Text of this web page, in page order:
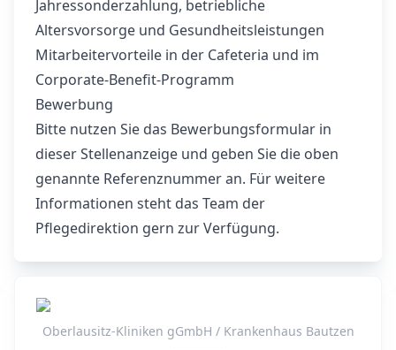
Jahressonderzahlung, betriebliche
Altersvorsorge und Gesundheitsleistungen
Mitarbeitervorteile in der Cafeteria und im
Corporate‑Benefit‑Programm
Bewerbung
Bitte nutzen Sie das Bewerbungsformular in
dieser Stellenanzeige und geben Sie die oben
genannte Referenznummer an. Für weitere
Informationen steht das Team der
Pflegedirektion gern zur Verfügung.
Oberlausitz-Kliniken gGmbH / Krankenhaus Bautzen